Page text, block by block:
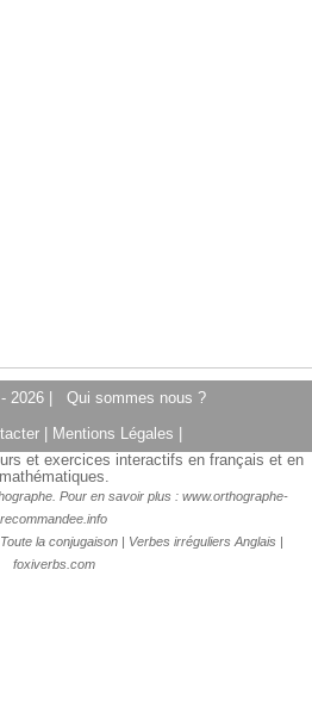
2026 | Qui sommes nous ?
Mentions Légales
et exercices interactifs en français et en
mathématiques.
Pour en savoir plus : www.orthographe-
recommandee.info
Toute la conjugaison| Verbes irréguliers Anglais
foxiverbs.com